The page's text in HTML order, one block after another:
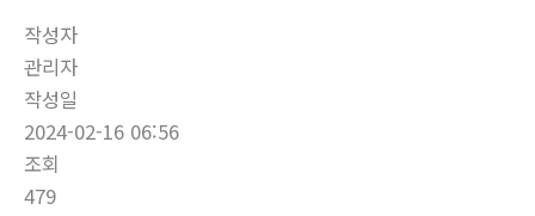
작성자
관리자
작성일
2024-02-16 06:56
조회
479